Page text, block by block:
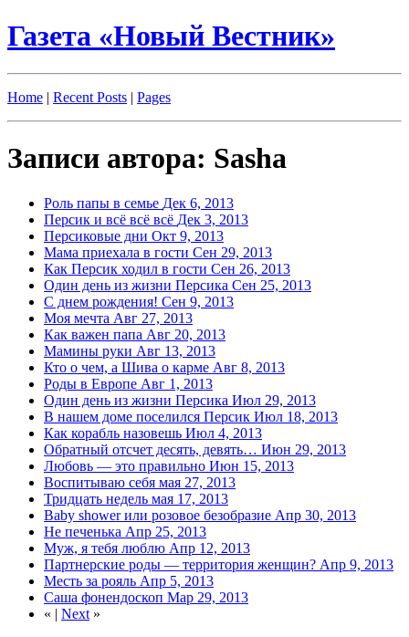
Газета «Новый Вестник»
Home | Recent Posts | Pages
Записи автора: Sasha
Роль папы в семье Дек 6, 2013
Персик и всё всё всё Дек 3, 2013
Персиковые дни Окт 9, 2013
Мама приехала в гости Сен 29, 2013
Как Персик ходил в гости Сен 26, 2013
Один день из жизни Персика Сен 25, 2013
С днем рождения! Сен 9, 2013
Моя мечта Авг 27, 2013
Как важен папа Авг 20, 2013
Мамины руки Авг 13, 2013
Кто о чем, а Шива о карме Авг 8, 2013
Роды в Европе Авг 1, 2013
Один день из жизни Персика Июл 29, 2013
В нашем доме поселился Персик Июл 18, 2013
Как корабль назовешь Июл 4, 2013
Обратный отсчет десять, девять… Июн 29, 2013
Любовь — это правильно Июн 15, 2013
Воспитываю себя мая 27, 2013
Тридцать недель мая 17, 2013
Baby shower или розовое безобразие Апр 30, 2013
Не печенька Апр 25, 2013
Муж, я тебя люблю Апр 12, 2013
Партнерские роды — территория женщин? Апр 9, 2013
Месть за рояль Апр 5, 2013
Саша фонендоскоп Мар 29, 2013
« | Next »